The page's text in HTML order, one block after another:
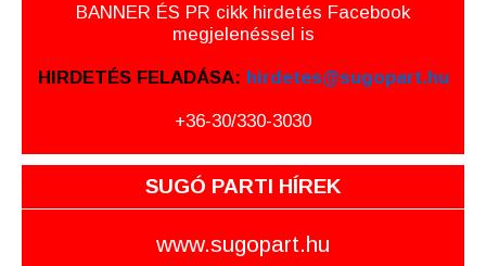
BANNER ÉS PR cikk hirdetés Facebook
megjelenéssel is
HIRDETÉS FELADÁSA: hirdetes@sugopart.hu
+36-30/330-3030
SUGÓ PARTI HÍREK
www.sugopart.hu